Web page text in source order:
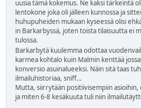
uusia tämä kokemus. Ne kaksi tärkeintä
lentokone joka oli jälleen kunnossa ja
huhupuheiden mukaan kyseessä olisi
in Barkarbyssä, joten toista tilaisuutta ei
tulossa.
Barkarbytä kuulemma odottaa
karmea kohtalo kuin Malmin kenttää
konversio asuinalueeksi. Näin sitä taas
ilmailuhistoriaa, sniff…
Mutta, siirrytään positiivisempiin asioihin,
ja miten 6-8 kesäkuuta tuli niin